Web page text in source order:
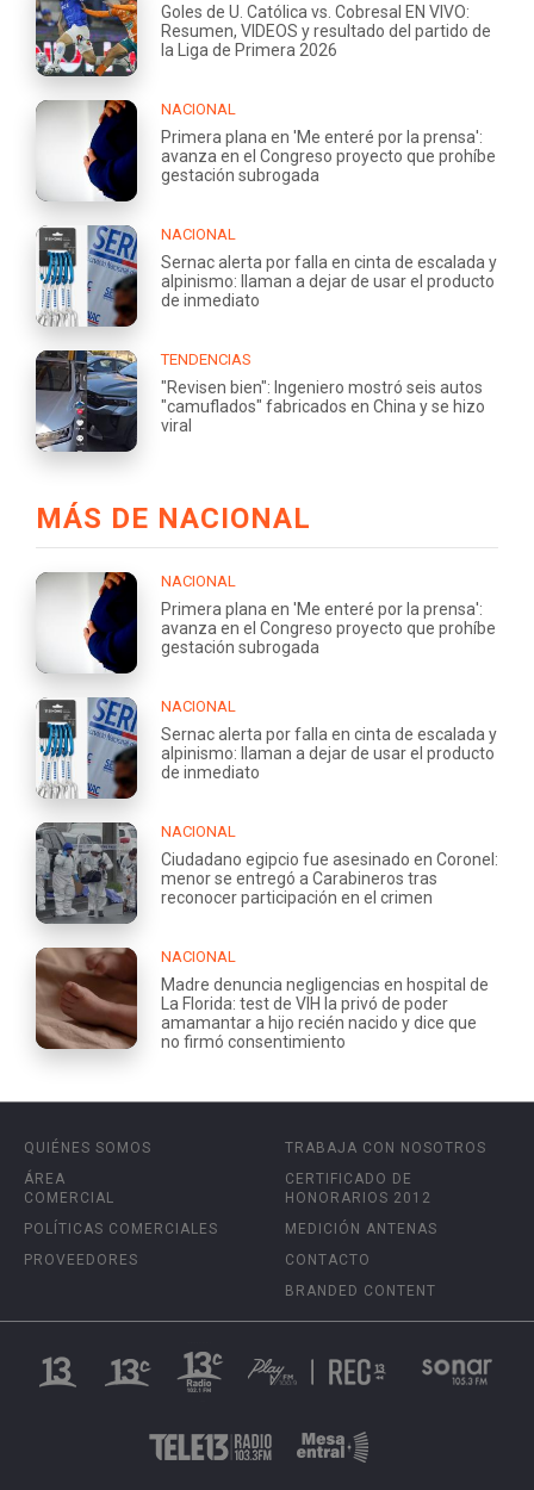
Goles de U. Católica vs. Cobresal EN VIVO:
Resumen, VIDEOS y resultado del partido de
la Liga de Primera 2026
NACIONAL
Primera plana en 'Me enteré por la prensa':
avanza en el Congreso proyecto que prohíbe
gestación subrogada
NACIONAL
Sernac alerta por falla en cinta de escalada y
alpinismo: llaman a dejar de usar el producto
de inmediato
TENDENCIAS
"Revisen bien": Ingeniero mostró seis autos
"camuflados" fabricados en China y se hizo
viral
MÁS DE NACIONAL
NACIONAL
Primera plana en 'Me enteré por la prensa':
avanza en el Congreso proyecto que prohíbe
gestación subrogada
NACIONAL
Sernac alerta por falla en cinta de escalada y
alpinismo: llaman a dejar de usar el producto
de inmediato
NACIONAL
Ciudadano egipcio fue asesinado en Coronel:
menor se entregó a Carabineros tras
reconocer participación en el crimen
NACIONAL
Madre denuncia negligencias en hospital de
La Florida: test de VIH la privó de poder
amamantar a hijo recién nacido y dice que
no firmó consentimiento
QUIÉNES SOMOS
ÁREA
COMERCIAL
POLÍTICAS COMERCIALES
PROVEEDORES
TRABAJA CON NOSOTROS
CERTIFICADO DE
HONORARIOS 2012
MEDICIÓN ANTENAS
CONTACTO
BRANDED CONTENT